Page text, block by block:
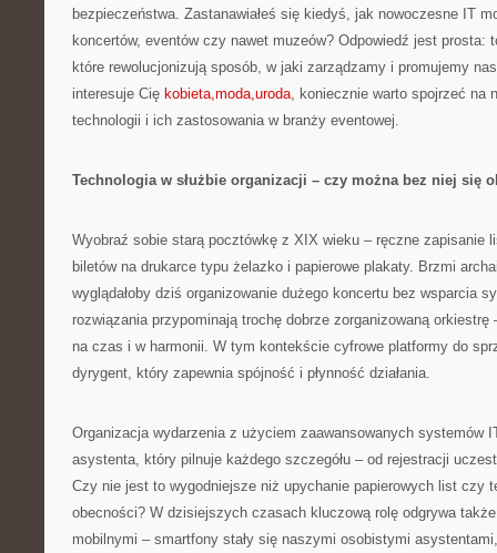
bezpieczeństwa. Zastanawiałeś się kiedyś, jak nowoczesne IT
koncertów, eventów czy nawet muzeów? Odpowiedź jest prosta:
które rewolucjonizują sposób, w jaki zarządzamy i promujemy
interesuje Cię kobieta,moda,uroda, koniecznie warto spojrzeć na
technologii i ich zastosowania w branży eventowej.
Technologia w służbie organizacji – czy można bez niej się
Wyobraź sobie starą pocztówkę z XIX wieku – ręczne zapisanie
biletów na drukarce typu żelazko i papierowe plakaty. Brzmi
wyglądałoby dziś organizowanie dużego koncertu bez wsparcia
rozwiązania przypominają trochę dobrze zorganizowaną
na czas i w harmonii. W tym kontekście cyfrowe platformy do
dyrygent, który zapewnia spójność i płynność działania.
Organizacja wydarzenia z użyciem zaawansowanych systemów
asystenta, który pilnuje każdego szczegółu – od rejestracji
Czy nie jest to wygodniejsze niż upychanie papierowych list czy
obecności? W dzisiejszych czasach kluczową rolę odgrywa
mobilnymi – smartfony stały się naszymi osobistymi